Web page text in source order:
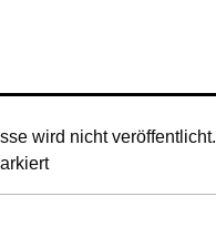
wird nicht veröffentlicht.